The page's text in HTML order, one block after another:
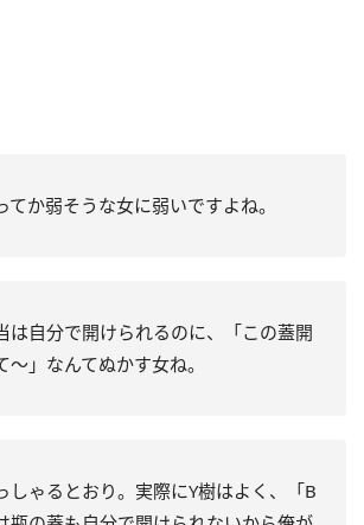
てか弱そうな女に弱いですよね。
は自分で開けられるのに、「この蓋開
～」なんてぬかす女ね。
しゃるとおり。実際にY樹はよく、「B